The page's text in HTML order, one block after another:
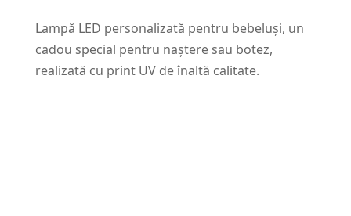
Lampă LED personalizată pentru bebeluși, un
cadou special pentru naștere sau botez,
realizată cu print UV de înaltă calitate.